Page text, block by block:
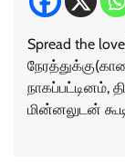
Spread the
நாகப்பட்டினம்,
மின்னலுடன்